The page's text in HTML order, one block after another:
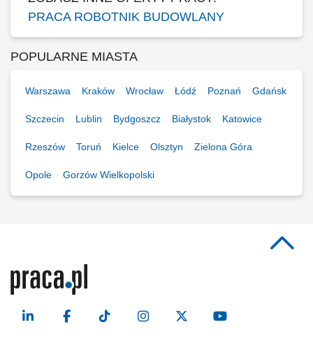
PRACA ROBOTNIK BUDOWLANY
POPULARNE MIASTA
Warszawa Kraków Wrocław Łódź Poznań Gdańsk
Szczecin Lublin Bydgoszcz Białystok Katowice
Rzeszów Toruń Kielce Olsztyn Zielona Góra
Opole Gorzów Wielkopolski